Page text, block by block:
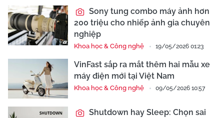
Sony tung combo máy ảnh hơn
200 triệu cho nhiếp ảnh gia chuyên
nghiệp
Khoa học & Công nghệ 19/05/2026 01:23
VinFast sắp ra mắt thêm hai mẫu xe
máy điện mới tại Việt Nam
Khoa học & Công nghệ 09/05/2026 10:57
Shutdown hay Sleep: Chọn sai